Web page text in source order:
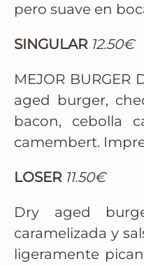
pero suave en
SINGULAR 12.50€
MEJOR BURGER
aged burger,
bacon, cebolla
camembert.
LOSER 11.50€
Dry aged
caramelizada y
ligeramente